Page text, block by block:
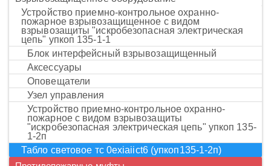
устройство приемно-контрольное охранно-
пожарное взрывозащищенное с видом
взрывозащиты "искробезопасная электрическая
цепь" упкоп 135-1-1
блок интерфейсный взрывозащищенный
аксессуары
оповещатели
узел управления
устройство приемно-контрольное охранно-
пожарное с видом взрывозащиты
"искробезопасная электрическая цепь" упкоп 135-
1-2п
табло световое тс 0exiaiict6 (упкоп135-1-2п)